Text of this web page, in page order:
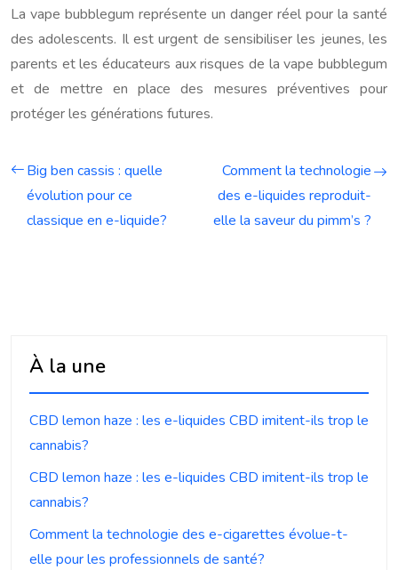
La vape bubblegum représente un danger réel pour la santé
des adolescents. Il est urgent de sensibiliser les jeunes, les
parents et les éducateurs aux risques de la vape bubblegum
et de mettre en place des mesures préventives pour
protéger les générations futures.
Big ben cassis : quelle
évolution pour ce
classique en e-liquide?
Comment la technologie
des e-liquides reproduit-
elle la saveur du pimm’s ?
À la une
CBD lemon haze : les e-liquides CBD imitent-ils trop le
cannabis?
CBD lemon haze : les e-liquides CBD imitent-ils trop le
cannabis?
Comment la technologie des e-cigarettes évolue-t-
elle pour les professionnels de santé?